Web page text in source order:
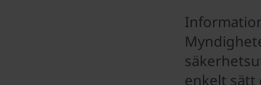
enkelt sätt